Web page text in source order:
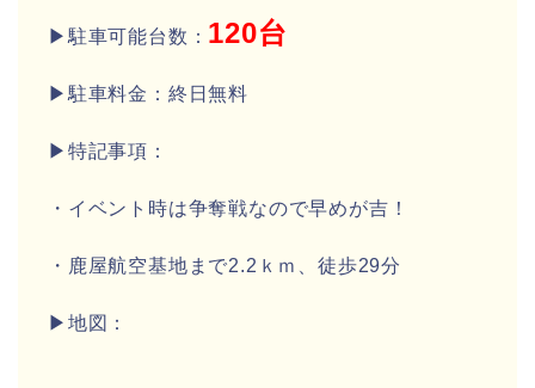
▶駐車可能台数： 120台
▶駐車料金：終日無料
▶特記事項：
・イベント時は争奪戦なので早めが吉！
・鹿屋航空基地まで2.2ｋｍ、徒歩29分
▶地図：